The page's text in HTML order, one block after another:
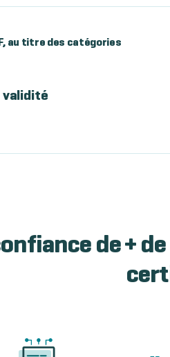
au titre des catégories
validité
de + de